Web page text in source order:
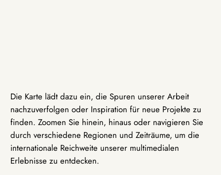
Die Karte lädt dazu ein, die Spuren unserer Arbeit
nachzuverfolgen oder Inspiration für neue Projekte zu
finden. Zoomen Sie hinein, hinaus oder navigieren Sie
durch verschiedene Regionen und Zeiträume, um die
internationale Reichweite unserer multimedialen
Erlebnisse zu entdecken.